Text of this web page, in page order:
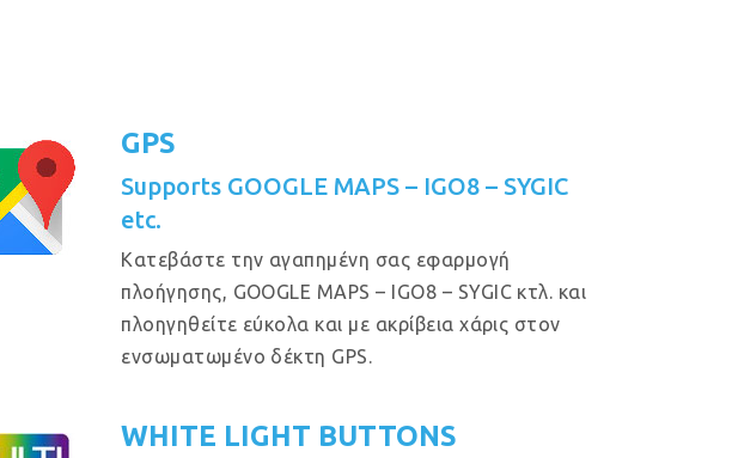
GPS
Supports GOOGLE MAPS – IGO8 – SYGIC
etc.
Κατεβάστε την αγαπημένη σας εφαρμογή
πλοήγησης, GOOGLE MAPS – IGO8 – SYGIC κτλ. και
πλοηγηθείτε εύκολα και με ακρίβεια χάρις στον
ενσωματωμένο δέκτη GPS.
WHITE LIGHT BUTTONS